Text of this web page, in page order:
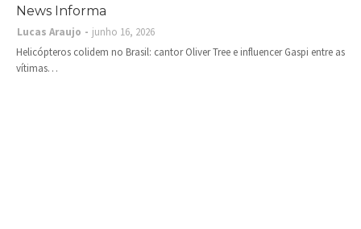
News Informa
Lucas Araujo
junho 16, 2026
Helicópteros colidem no Brasil: cantor Oliver Tree e influencer Gaspi entre as
vítimas…